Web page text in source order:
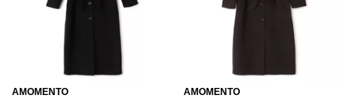
AMOMENTO AMOMENTO